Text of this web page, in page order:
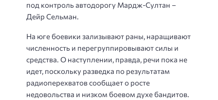
под контроль автодорогу Мардж-Султан –
Дейр Сельман.
На юге боевики зализывают раны, наращивают
численность и перегруппировывают силы и
средства. О наступлении, правда, речи пока не
идет, поскольку разведка по результатам
радиоперехватов сообщает о росте
недовольства и низком боевом духе бандитов.